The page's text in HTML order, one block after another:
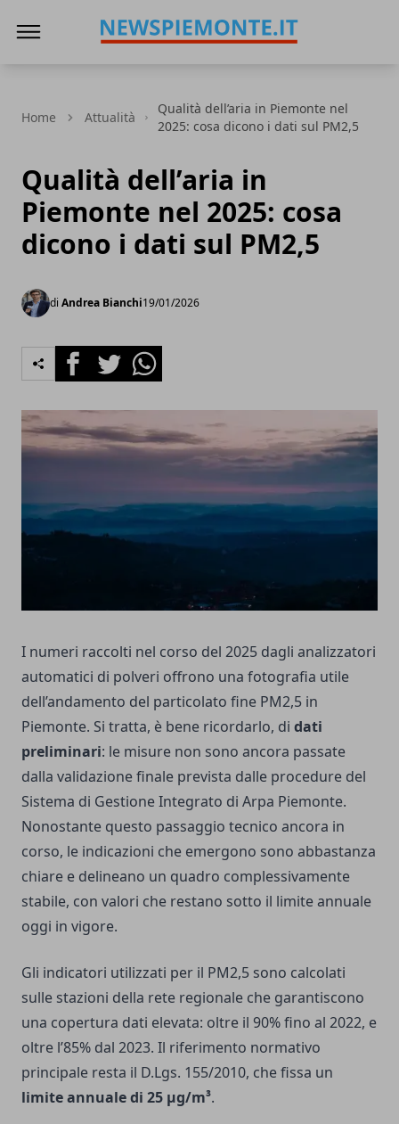
Home Attualità
Qualità dell’aria in Piemonte nel
2025: cosa dicono i dati sul PM2,5
Qualità dell’aria in
Piemonte nel 2025: cosa
dicono i dati sul PM2,5
di Andrea Bianchi19/01/2026
FacebookTwitterWhatsapp
I numeri raccolti nel corso del 2025 dagli analizzatori
automatici di polveri offrono una fotografia utile
dell’andamento del particolato fine PM2,5 in
Piemonte. Si tratta, è bene ricordarlo, di dati
preliminari: le misure non sono ancora passate
dalla validazione finale prevista dalle procedure del
Sistema di Gestione Integrato di Arpa Piemonte.
Nonostante questo passaggio tecnico ancora in
corso, le indicazioni che emergono sono abbastanza
chiare e delineano un quadro complessivamente
stabile, con valori che restano sotto il limite annuale
oggi in vigore.
Gli indicatori utilizzati per il PM2,5 sono calcolati
sulle stazioni della rete regionale che garantiscono
una copertura dati elevata: oltre il 90% fino al 2022, e
oltre l’85% dal 2023. Il riferimento normativo
principale resta il D.Lgs. 155/2010, che fissa un
limite annuale di 25 μg/m³.